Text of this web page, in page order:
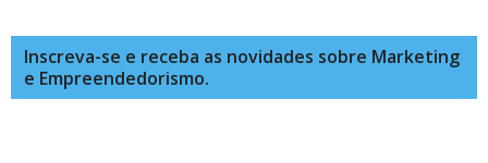
Inscreva-se e receba as novidades sobre Marketing
e Empreendedorismo.